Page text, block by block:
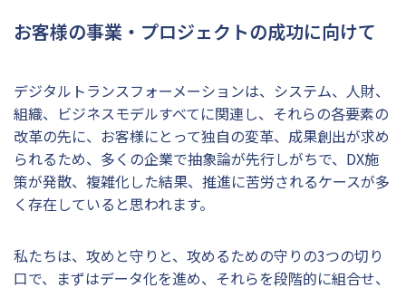
お客様の事業・プロジェクトの成功に向けて
デジタルトランスフォーメーションは、システム、人財、
組織、ビジネスモデルすべてに関連し、それらの各要素の
改革の先に、お客様にとって独自の変革、成果創出が求め
られるため、多くの企業で抽象論が先行しがちで、DX施
策が発散、複雑化した結果、推進に苦労されるケースが多
く存在していると思われます。
私たちは、攻めと守りと、攻めるための守りの3つの切り
口で、まずはデータ化を進め、それらを段階的に組合せ、